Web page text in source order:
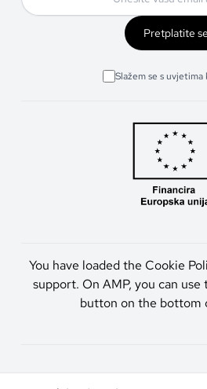
Pretplatite se
Slažem se s uvjetima
You have loaded the Cookie
support. On AMP, you can
button on the bottom
Artmen d.o.o. © 2026. Sva